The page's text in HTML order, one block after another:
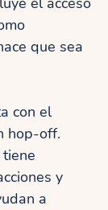
que sea
con el
hop-off.
y
a